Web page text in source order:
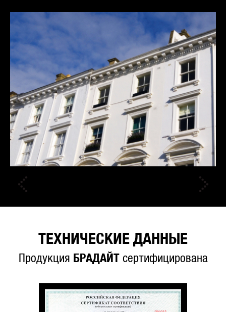
ТЕХНИЧЕСКИЕ ДАННЫЕ
Продукция БРАДАЙТсертифицирована